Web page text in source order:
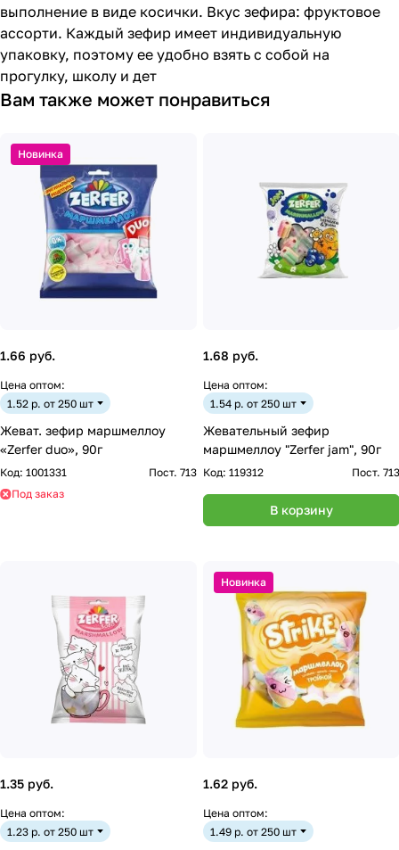
выполнение в виде косички. Вкус зефира: фруктовое
ассорти. Каждый зефир имеет индивидуальную
упаковку, поэтому ее удобно взять с собой на
прогулку, школу и дет
Вам также может понравиться
Новинка
1.66 руб.
Цена оптом:
1.52 р. от 250 шт
Жеват. зефир маршмеллоу
«Zerfer duo», 90г
Код: 1001331
Пост. 713
Под заказ
1.68 руб.
Цена оптом:
1.54 р. от 250 шт
Жевательный зефир
маршмеллоу "Zerfer jam", 90г
Код: 119312 Пост. 713
В корзину
1.35 руб.
Цена оптом:
1.23 р. от 250 шт
Новинка
1.62 руб.
Цена оптом:
1.49 р. от 250 шт